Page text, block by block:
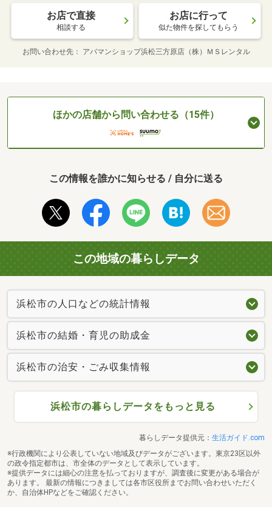
お店で直接
相談する
お店に行って
似た物件を探してもらう
お問い合わせ先 アパマンショップ浜松三方原店（株）ＭＳレンタル
ほかの店舗から問い合わせる（15件）
この情報を誰かに知らせる / 自分に送る
この地域の暮らしデータ
浜松市の人口などの統計情報
浜松市の結婚・育児の助成金
浜松市の治安・ごみ収集情報
浜松市の暮らしデータをもっと見る
暮らしデータ提供元： 生活ガイド.com
※行政機関により公表していない地域及びデータがございます。東京23区以外
の政令指定都市は、市全体のデータとして表示しています。
※提供データには細心の注意を払っておりますが、調査後に変更がある場合が
あります。 最新の情報につきましては各市区役所までお問い合わせいただく
か、自治体HPなどをご確認ください。